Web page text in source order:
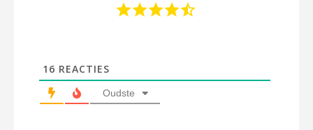
16 REACTIES
Oudste